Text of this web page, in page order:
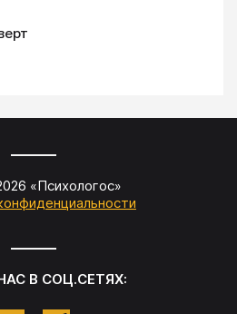
«Психологос»
В СОЦ.СЕТЯХ: